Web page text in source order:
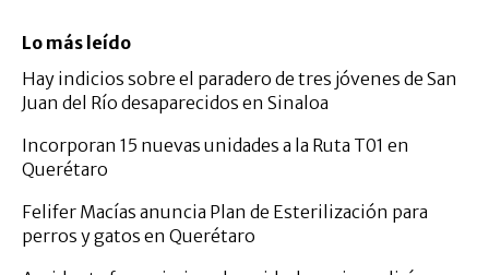
Lo más leído
Hay indicios sobre el paradero de tres jóvenes de San
Juan del Río desaparecidos en Sinaloa
Incorporan 15 nuevas unidades a la Ruta T01 en
Querétaro
Felifer Macías anuncia Plan de Esterilización para
perros y gatos en Querétaro